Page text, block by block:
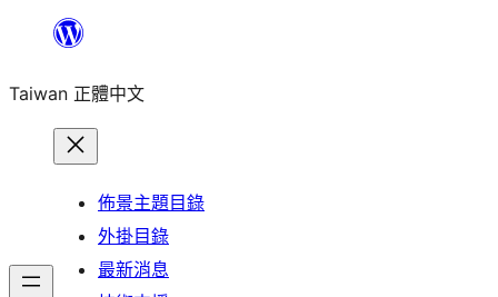
主
Taiwan 正體中文
佈景主題目錄
外掛目錄
最新消息